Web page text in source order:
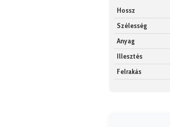
Hossz
Szélesség
Anyag
Illesztés
Felrakás